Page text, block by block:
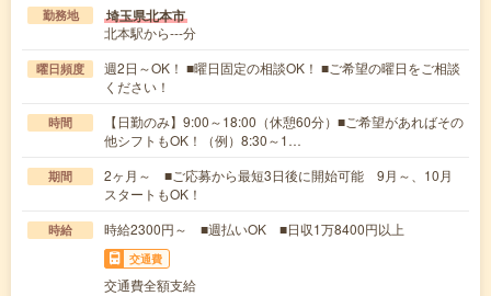
勤務地 埼玉県北本市
北本駅から---分
曜日頻度
週2日～OK！ ■曜日固定の相談OK！ ■ご希望の曜日をご相談
ください！
時間
【日勤のみ】9:00～18:00（休憩60分）■ご希望があればその
他シフトもOK！（例）8:30～1…
期間
2ヶ月～ ■ご応募から最短3日後に開始可能 9月～、10月
スタートもOK！
時給 時給2300円～ ■週払いOK ■日収1万8400円以上
交通費
交通費全額支給